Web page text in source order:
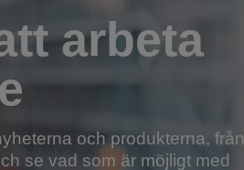
arbeta
och produkterna, från
se vad som är möjligt med